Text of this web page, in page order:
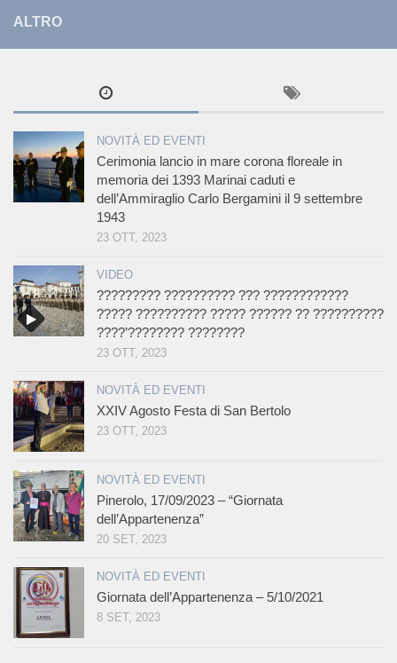
ALTRO
NOVITÀ ED EVENTI
Cerimonia lancio in mare corona floreale in
memoria dei 1393 Marinai caduti e
dell’Ammiraglio Carlo Bergamini il 9 settembre
1943
23 OTT, 2023
VIDEO
????????? ?????????? ??? ????????????
????? ?????????? ????? ?????? ?? ??????????
????’???????? ????????
23 OTT, 2023
NOVITÀ ED EVENTI
XXIV Agosto Festa di San Bertolo
23 OTT, 2023
NOVITÀ ED EVENTI
Pinerolo, 17/09/2023 – “Giornata
dell’Appartenenza”
20 SET, 2023
NOVITÀ ED EVENTI
Giornata dell’Appartenenza – 5/10/2021
8 SET, 2023